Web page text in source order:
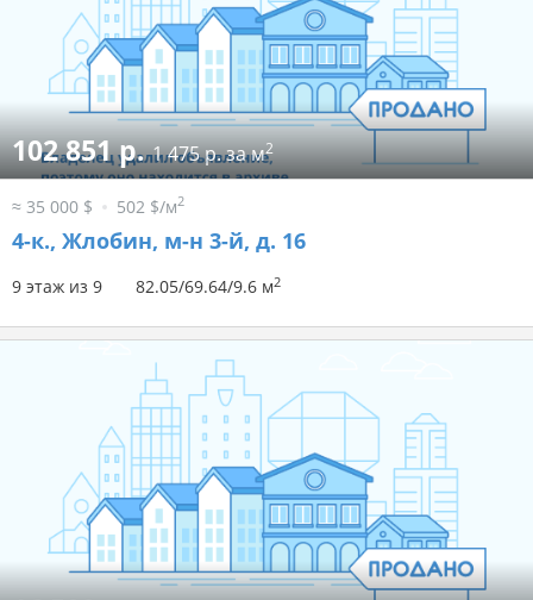
102 851 р.1 475 р. за м2
≈ 35 000 $ 502 $/м2
4-к., Жлобин, м-н 3-й, д. 16
9 этаж из 9 82.05/69.64/9.6 м2